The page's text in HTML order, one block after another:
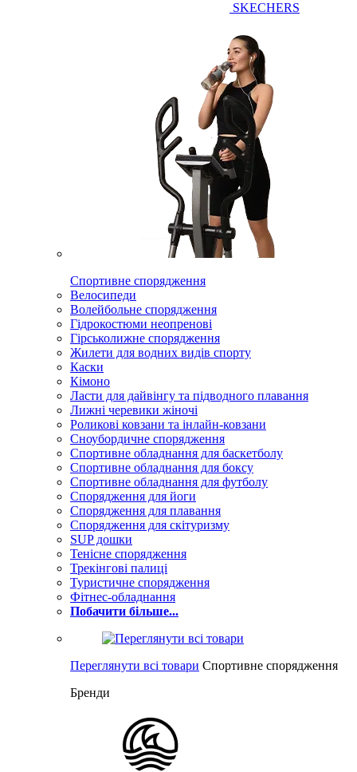
SKECHERS
Спортивне спорядження
Велосипеди
Волейбольне спорядження
Гідрокостюми неопренові
Гірськолижне спорядження
Жилети для водних видів спорту
Каски
Кімоно
Ласти для дайвінгу та підводного плавання
Лижні черевики жіночі
Роликові ковзани та інлайн-ковзани
Сноубордичне спорядження
Спортивне обладнання для баскетболу
Спортивне обладнання для боксу
Спортивне обладнання для футболу
Спорядження для йоги
Спорядження для плавання
Спорядження для скітуризму
SUP дошки
Тенісне спорядження
Трекінгові палиці
Туристичне спорядження
Фітнес-обладнання
Побачити більше...
Переглянути всі товари Спортивне спорядження
Бренди